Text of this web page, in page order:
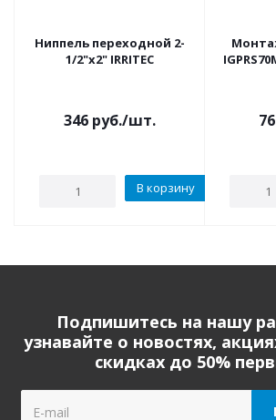
Ниппель переходной 2-
1/2"x2" IRRITEC
346 руб./шт.
В корзину
76
Подпишитесь на нашу
узнавайте о новостях,
скидках до 50%